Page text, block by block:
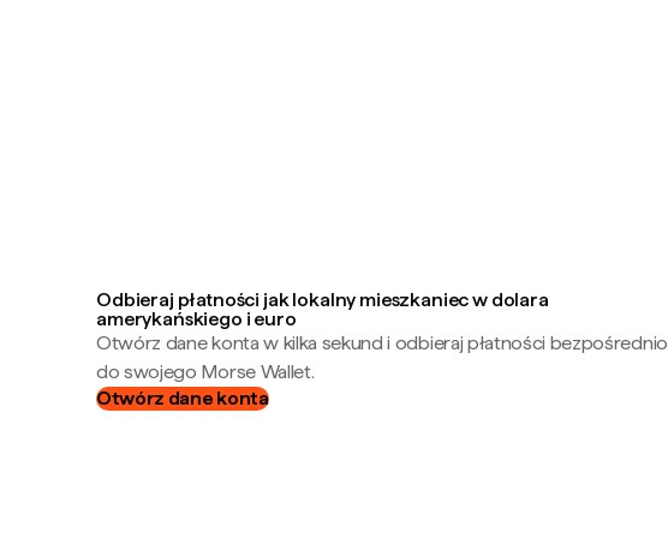
Odbieraj płatności jak lokalny mieszkaniec w dolara
amerykańskiego i euro
Otwórz dane konta w kilka sekund i odbieraj płatności bezpośrednio
do swojego Morse Wallet.
Otwórz dane konta